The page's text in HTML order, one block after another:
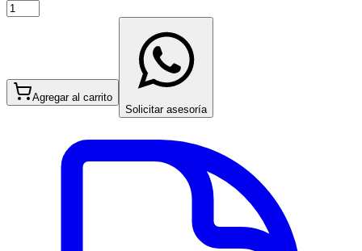
Agregar al carrito
Solicitar asesoría